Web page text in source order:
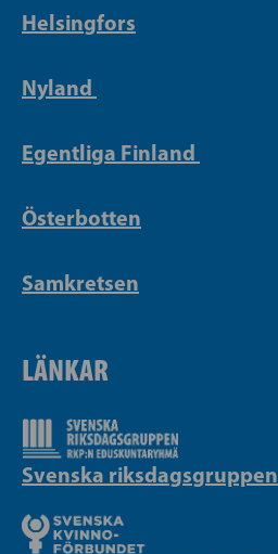
Helsingfors
Nyland
Egentliga Finland
Österbotten
Samkretsen
LÄNKAR
Svenska riksdagsgruppen